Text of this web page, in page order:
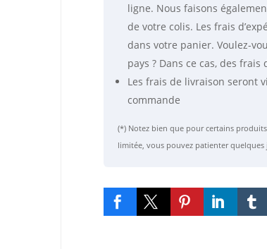
ligne. Nous faisons
de votre colis. Les frais
dans votre panier. Voulez-
pays ? Dans ce cas, des
Les frais de livraison seront
commande
(*) Notez bien que pour certains
limitée, vous pouvez patienter quelques
    